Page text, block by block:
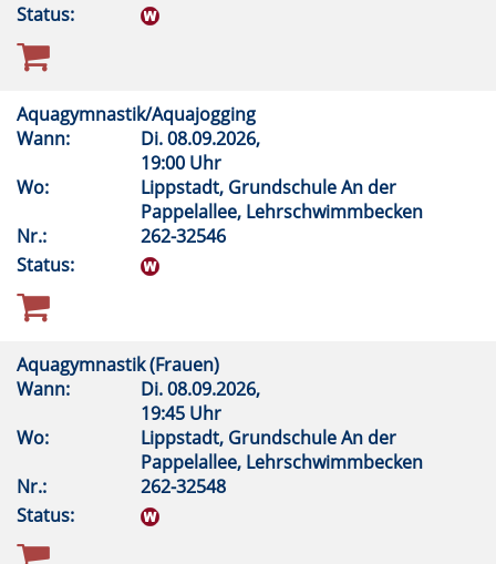
Status:
Aquagymnastik/Aquajogging
Wann:
Di.08.09.2026,
19:00 Uhr
Wo:
Lippstadt, Grundschule An der
Pappelallee, Lehrschwimmbecken
Nr.:
262-32546
Status:
Aquagymnastik (Frauen)
Wann:
Di.08.09.2026,
19:45 Uhr
Wo:
Lippstadt, Grundschule An der
Pappelallee, Lehrschwimmbecken
Nr.:
262-32548
Status: